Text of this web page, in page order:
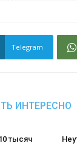
Telegram
ИНТЕРЕСНО
тысяч